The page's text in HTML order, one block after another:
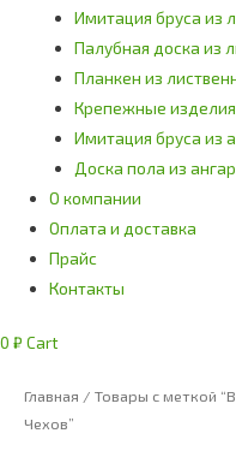
Имитация бруса из
Палубная доска из
Планкен из
Крепежные изделия
Имитация бруса из
Доска пола из
О компании
Оплата и доставка
Прайс
Контакты
0 ₽ Cart
Главная / Товары с меткой
Чехов”